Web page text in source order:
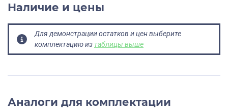
OPTIMA-EX-P-
OPTIMA-EX-P-
055-110-50
OPTIMA-EX-P-
OPTIMA-EX-P-
Наличие и цены
Для демонстрации остатков и цен выберите
комплектацию изтаблицы выше
Аналоги для комплектации